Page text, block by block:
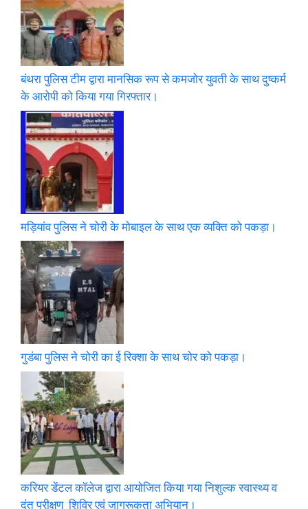
बंथरा पुलिस टीम द्वारा मानसिक रूप से कमजोर युवती के साथ दुष्कर्म
के आरोपी को किया गया गिरफ्तार।
मड़ियांव पुलिस ने चोरी के मोबाइल के साथ एक व्यक्ति को पकड़ा।
गुडंबा पुलिस ने चोरी का ई रिक्शा के साथ चोर को पकड़ा।
करियर डेंटल कॉलेज द्वारा आयोजित किया गया निशुल्क स्वास्थ्य व
दंत परीक्षण शिविर एवं जागरूकता अभियान।